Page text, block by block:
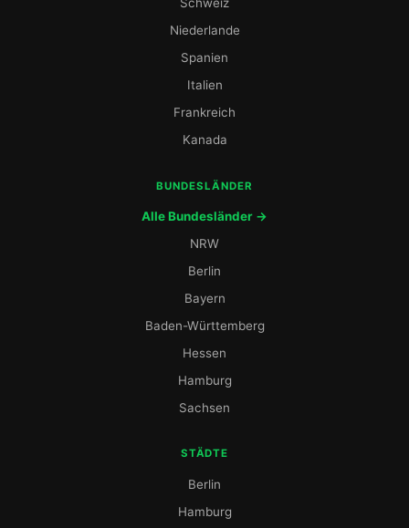
Niederlande
Spanien
Italien
Frankreich
Kanada
BUNDESLÄNDER
Alle Bundesländer →
NRW
Berlin
Bayern
Baden-Württemberg
Hessen
Hamburg
Sachsen
STÄDTE
Berlin
Hamburg